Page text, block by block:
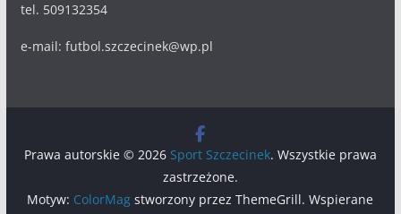
tel. 509132354
e-mail: futbol.szczecinek@wp.pl
Prawa autorskie © 2026 Sport Szczecinek. Wszystkie prawa
zastrzeżone.
Motyw: ColorMag stworzony przez ThemeGrill. Wspierane